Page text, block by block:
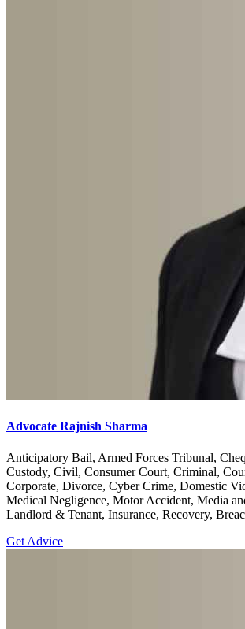
Advocate Rajnish Sharma
Anticipatory Bail, Armed Forces Tribunal,
Custody, Civil, Consumer Court, Criminal,
Corporate, Divorce, Cyber Crime, Domestic
Medical Negligence, Motor Accident, Media
Landlord & Tenant, Insurance, Recovery,
Get Advice